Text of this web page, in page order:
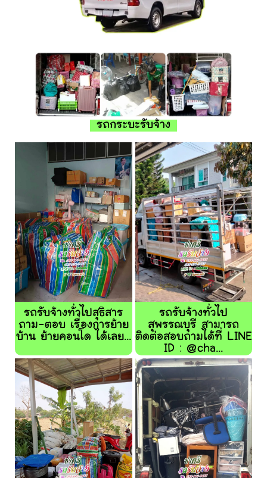
รถกระบะรับจ้าง
รถรับจ้างทั่วไปสุธิสาร
ถาม-ตอบ เรื่องการย้าย
บ้าน ย้ายคอนโด ได้เลย...
รถรับจ้างทั่วไป
สุพรรณบุรี สามารถ
ติดต่อสอบถามได้ที่ LINE
ID : @cha...